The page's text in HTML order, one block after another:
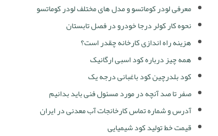
معرفی لودر کوماتسو و مدل های مختلف لودر کوماتسو
نحوه کار کولر درجا خودرو در فصل تابستان
هزینه راه اندازی کارخانه چقدر است؟
همه چیز درباره کود اسبی ارگانیک
کود بلدرچین کود باغبانی درجه یک
صفر تا صد آنچه در مورد مسئول فنی باید بدانیم
آدرس و شماره تماس کارخانجات آب معدنی در ایران
قیمت خط تولید کود شیمیایی